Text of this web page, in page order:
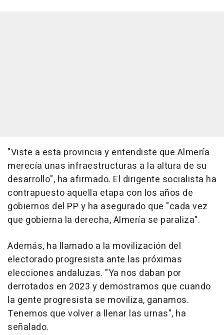
"Viste a esta provincia y entendiste que Almería
merecía unas infraestructuras a la altura de su
desarrollo", ha afirmado. El dirigente socialista ha
contrapuesto aquella etapa con los años de
gobiernos del PP y ha asegurado que "cada vez
que gobierna la derecha, Almería se paraliza".
Además, ha llamado a la movilización del
electorado progresista ante las próximas
elecciones andaluzas. "Ya nos daban por
derrotados en 2023 y demostramos que cuando
la gente progresista se moviliza, ganamos.
Tenemos que volver a llenar las urnas", ha
señalado.